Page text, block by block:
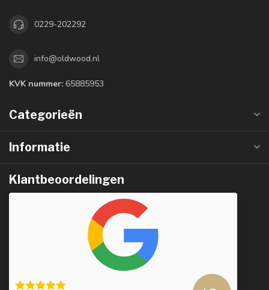
0229-202292
info@oldwood.nl
KVK nummer: 65885953
Categorieën
Informatie
Klantbeoordelingen